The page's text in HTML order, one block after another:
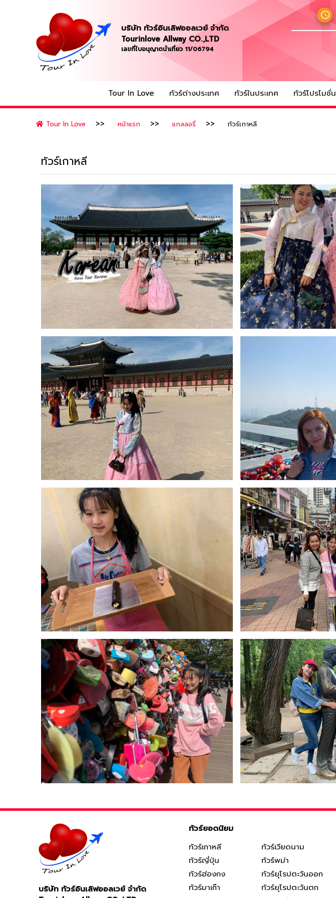
บริษัท ทัวร์อินเลิฟออลเวย์ จำกัด
Tourinlove Allway CO.,LTD
เลขที่ใบอนุญาตนำเที่ยว 11/06794
Tour In Love ทัวร์ต่างประเทศ ทัวร์ในประเทศ ทัวร์โปรโมชั่น
Tour In Love หน้าแรก แกลลอรี่ ทัวร์เกาหลี
ทัวร์เกาหลี
บริษัท ทัวร์อินเลิฟออลเวย์ จำกัด
ทัวร์ยอดนิยม
ทัวร์เกาหลี
ทัวร์ญี่ปุ่น
ทัวร์ฮ่องกง
ทัวร์มาเก๊า
ทัวร์เวียดนาม
ทัวร์พม่า
ทัวร์ยุโรปตะวันออก
ทัวร์ยุโรปตะวันตก